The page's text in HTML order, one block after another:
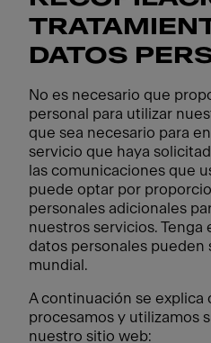
DATOS
No es necesario que
personal para utilizar
que sea necesario para
servicio que haya
las comunicaciones que
puede optar por
personales adicionales
nuestros servicios. Tenga
datos personales pueden
mundial.
A continuación se explica
procesamos y utilizamos
nuestro sitio web: